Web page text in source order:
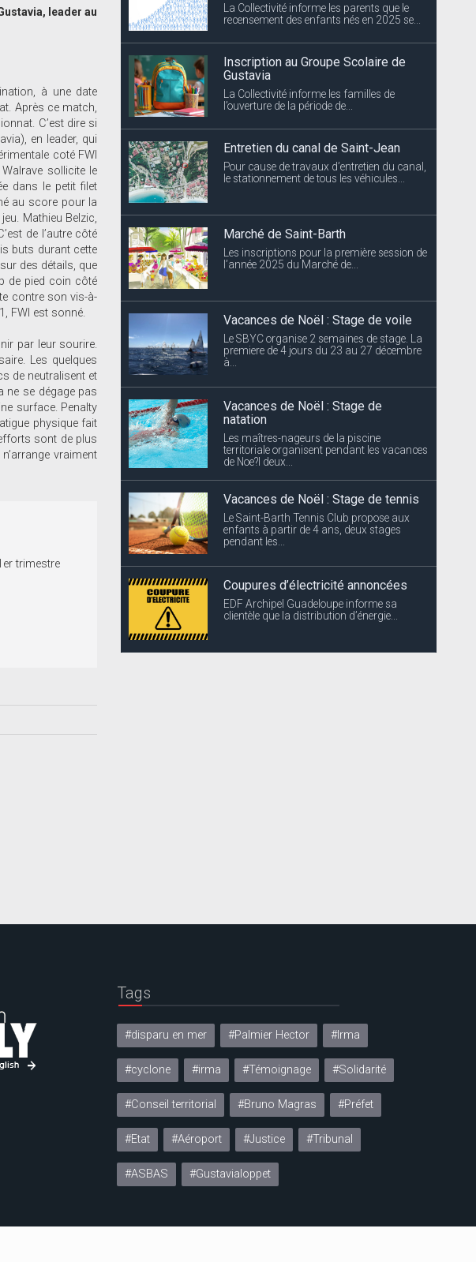
leader au
à une date
Après ce match,
C’est dire si
en leader, qui
coté FWI
sollicite le
dans le petit filet
au score pour la
Mathieu Belzic,
de l’autre côté
buts durant cette
des détails, que
de pied coin côté
contre son vis-à-
FWI est sonné.
par leur sourire.
Les quelques
de neutralisent et
ne se dégage pas
surface. Penalty
physique fait
sont de plus
vraiment
trimestre
La Collectivité informe les parents que le
recensement des enfants nés en 2025 se...
Inscription au Groupe Scolaire de
Gustavia
La Collectivité informe les familles de
l’ouverture de la période de...
Entretien du canal de Saint-Jean
Pour cause de travaux d’entretien du canal,
le stationnement de tous les véhicules...
Marché de Saint-Barth
Les inscriptions pour la première session de
l’année 2025 du Marché de...
Vacances de Noël : Stage de voile
Le SBYC organise 2 semaines de stage. La
premiere de 4 jours du 23 au 27 décembre
à...
Vacances de Noël : Stage de
natation
Les maîtres-nageurs de la piscine
territoriale organisent pendant les vacances
de Noe?l deux...
Vacances de Noël : Stage de tennis
Le Saint-Barth Tennis Club propose aux
enfants à partir de 4 ans, deux stages
pendant les...
Coupures d’électricité annoncées
EDF Archipel Guadeloupe informe sa
clientèle que la distribution d’énergie...
Tags
#disparu en mer #Palmier Hector #Irma
#cyclone #irma #Témoignage #Solidarité
#Conseil territorial #Bruno Magras #Préfet
#Etat #Aéroport #Justice #Tribunal
#ASBAS #Gustavialoppet